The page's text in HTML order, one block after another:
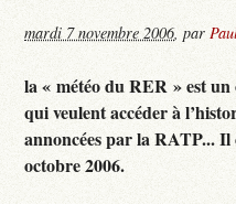
mardi 7 novembre 2006,par
la « météo du RER » est
qui veulent accéder à
annoncées par la RATP...
octobre 2006.